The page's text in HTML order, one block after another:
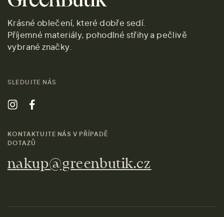
Krásné oblečení, které dobře sedí.
Příjemné materiály, pohodlné střihy a pečlivě
vybrané značky.
SLEDUJTE NÁS
KONTAKTUJTE NÁS V PŘÍPADĚ
DOTAZŮ
nakup@greenbutik.cz